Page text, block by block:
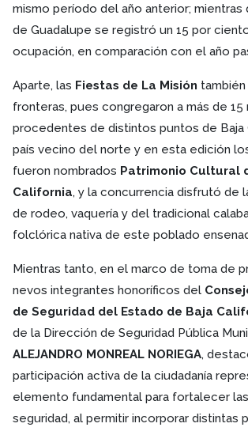
mismo período del año anterior; mientras
de Guadalupe se registró un 15 por
ocupación, en comparación con el año
Aparte, las Fiestas de La Misión
fronteras, pues congregaron a más de 15
procedentes de distintos puntos de Baja
país vecino del norte y en esta edición
fueron nombrados Patrimonio Cultural
California, y la concurrencia disfrutó de
de rodeo, vaquería y del tradicional
folclórica nativa de este poblado
Mientras tanto, en el marco de toma de
nevos integrantes honoríficos del
de Seguridad del Estado de Baja
de la Dirección de Seguridad Pública
ALEJANDRO MONREAL NORIEGA,
participación activa de la ciudadanía
elemento fundamental para fortalecer
seguridad, al permitir incorporar distintas